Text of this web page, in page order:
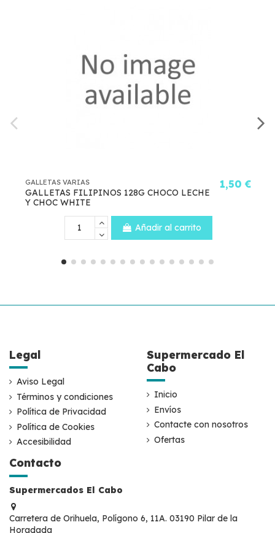
VARIAS
FILIPINOS 128G CHOCO LECHE
WHITE
Añadir al carrito
GALLETAS
PARTY
Legal
Aviso Legal
Términos y condiciones
Política de Privacidad
Política de Cookies
Accesibilidad
Supermercado El
Cabo
Inicio
Envíos
Contacte con nosotros
Ofertas
Contacto
Supermercados El Cabo
Carretera de Orihuela, Polígono 6, 11A. 03190 Pilar de la
Horadada